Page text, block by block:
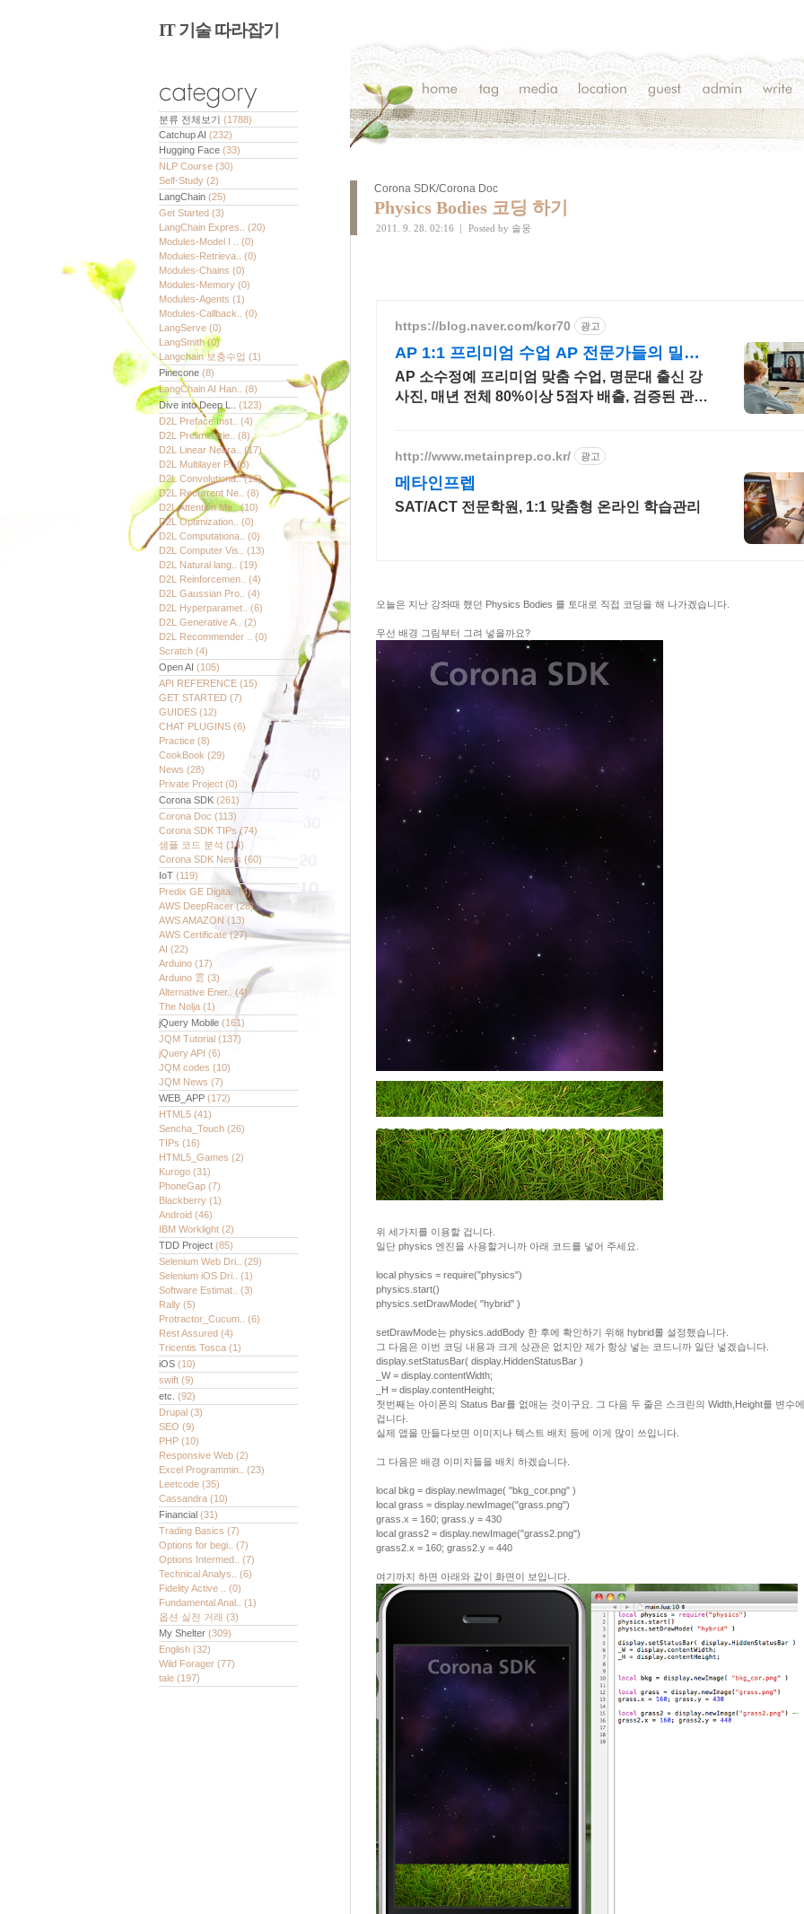
IT 기술 따라잡기
분류 전체보기 (1788)
Catchup AI (232)
Hugging Face (33)
NLP Course (30)
Self-Study (2)
LangChain (25)
Get Started (3)
LangChain Expres.. (20)
Modules-Model I .. (0)
Modules-Retrieva.. (0)
Modules-Chains (0)
Modules-Memory (0)
Modules-Agents (1)
Modules-Callback.. (0)
LangServe (0)
LangSmith(0)
Langchain 보충수업 (1)
Pinecone (8)
LangChain AI Han.. (8)
Dive into Deep L.. (123)
D2L Preface Inst.. (4)
D2L Preliminarie.. (8)
D2L Linear Neura.. (17)
D2L Multilayer P..(8)
D2L Convolutiona..(16)
D2L Recurrent Ne.. (8)
D2L Attention Me..(10)
D2L Optimization.. (0)
D2L Computationa.. (0)
D2L Computer Vis.. (13)
D2L Natural lang.. (19)
D2L Reinforcemen.. (4)
D2L Gaussian Pro.. (4)
D2L Hyperparamet.. (6)
D2L Generative A.. (2)
D2L Recommender .. (0)
Scratch (4)
Open AI (105)
API REFERENCE (15)
GET STARTED (7)
GUIDES (12)
CHAT PLUGINS (6)
Practice (8)
CookBook (29)
News (28)
Private Project (0)
Corona SDK (261)
Corona Doc (113)
Corona SDK TIPs (74)
샘플 코드 분석 (14)
Corona SDK News (60)
IoT (119)
Predix GE Digita.. (4)
AWS DeepRacer(28)
AWS AMAZON (13)
AWS Certificate(27)
AI (22)
Arduino (17)
Arduino 雲 (3)
Alternative Ener.. (4)
The Nolja (1)
jQuery Mobile (161)
JQM Tutorial (137)
jQuery API (6)
JQM codes (10)
JQM News (7)
WEB_APP (172)
HTML5 (41)
Sencha_Touch (26)
TIPs (16)
HTML5_Games (2)
Kurogo (31)
PhoneGap (7)
Blackberry (1)
Android (46)
IBM Worklight (2)
TDD Project (85)
Selenium Web Dri.. (29)
Selenium iOS Dri.. (1)
Software Estimat.. (3)
Rally (5)
Protractor_Cucum.. (6)
Rest Assured (4)
Tricentis Tosca (1)
iOS (10)
swift (9)
etc. (92)
Drupal (3)
SEO (9)
PHP (10)
Responsive Web (2)
Excel Programmin.. (23)
Leetcode (35)
Cassandra (10)
Financial (31)
Trading Basics (7)
Options for begi.. (7)
Options Intermed.. (7)
Technical Analys.. (6)
Fidelity Active .. (0)
Fundamental Anal.. (1)
옵션 실전 거래 (3)
My Shelter (309)
English (32)
Wild Forager (77)
tale (197)
Corona SDK/Corona Doc
Physics Bodies 코딩 하기
2011. 9. 28. 02:16 | Posted by 솔웅
https://blog.naver.com/kor70 광고
AP 1:1 프리미엄 수업 AP 전문가들의 밀착
관리
AP 소수정예 프리미엄 맞춤 수업, 명문대 출신 강
사진, 매년 전체 80%이상 5점자 배출, 검증된 관리
http://www.metainprep.co.kr/ 광고
메타인프렙
SAT/ACT 전문학원, 1:1 맞춤형 온라인 학습관리
오늘은 지난 강좌때 했던 Physics Bodies 를 토대로 직접 코딩을 해 나가겠습니다.
우선 배경 그림부터 그려 넣을까요?
위 세가지를 이용할 겁니다.
일단 physics 엔진을 사용할거니까 아래 코드를 넣어 주세요.
local physics = require("physics")
physics.start()
physics.setDrawMode( "hybrid" )
setDrawMode는 physics.addBody 한 후에 확인하기 위해 hybrid롤 설정했습니다.
그 다음은 이번 코딩 내용과 크게 상관은 없지만 제가 항상 넣는 코드니까 일단 넣겠습니다.
display.setStatusBar( display.HiddenStatusBar )
_W = display.contentWidth;
_H = display.contentHeight;
첫번째는 아이폰의 Status Bar를 없애는 것이구요. 그 다음 두 줄은 스크린의 Width,Height를 변수
겁니다.
실제 앱을 만들다보면 이미지나 텍스트 배치 등에 이게 많이 쓰입니다.
그 다음은 배경 이미지들을 배치 하겠습니다.
local bkg = display.newImage( "bkg_cor.png" )
local grass = display.newImage("grass.png")
grass.x = 160; grass.y = 430
local grass2 = display.newImage("grass2.png")
grass2.x = 160; grass2.y = 440
여기까지 하면 아래와 같이 화면이 보입니다.